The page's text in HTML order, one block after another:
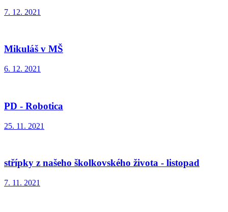
7. 12. 2021
Mikuláš v MŠ
6. 12. 2021
PD - Robotica
25. 11. 2021
střípky z našeho školkovského života - listopad
7. 11. 2021